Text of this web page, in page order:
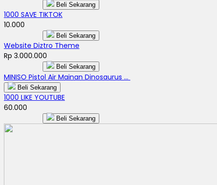
Beli Sekarang
1000 SAVE TIKTOK
10.000
Beli Sekarang
Website Diztro Theme
Rp 3.000.000
Beli Sekarang
MINISO Pistol Air Mainan Dinosaurus ...
Beli Sekarang
1000 LIKE YOUTUBE
60.000
Beli Sekarang